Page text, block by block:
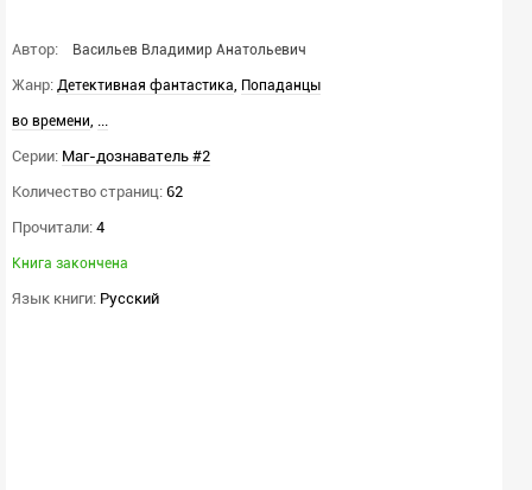
Автор: Васильев Владимир Анатольевич
Жанр: Детективная фантастика, Попаданцы
во времени, ...
Серии: Маг-дознаватель #2
Количество страниц: 62
Прочитали: 4
Книга закончена
Язык книги: Русский